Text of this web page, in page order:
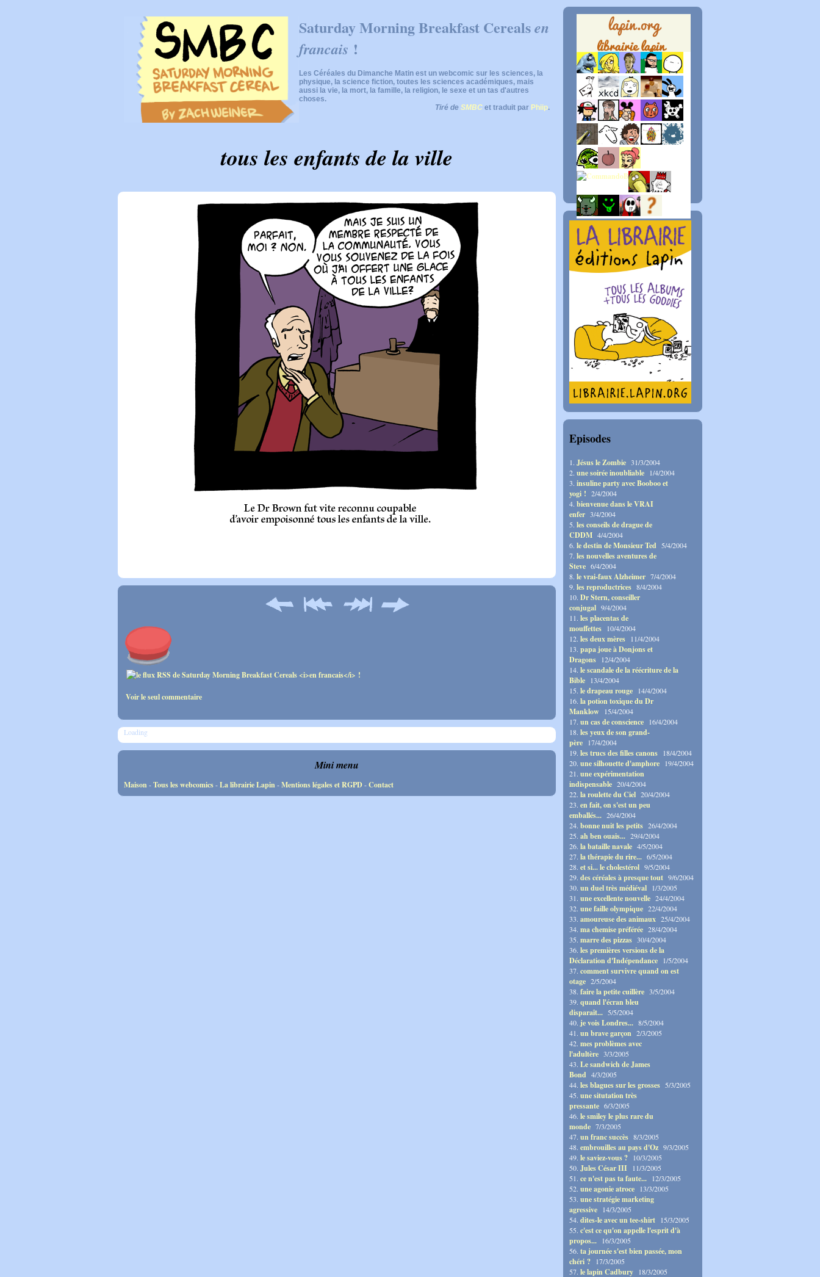
Saturday Morning Breakfast Cerealsen
francais !
Les Céréales du Dimanche Matin est un webcomic sur les sciences, la
physique, la science fiction, toutes les sciences académiques, mais
aussi la vie, la mort, la famille, la religion, le sexe et un tas d'autres
choses.
Tiré de SMBC et traduit par Phiip.
tous les enfants de la ville
Voir le seul commentaire
Loading
Mini menu
Maison-Tous les webcomics-La librairie Lapin-Mentions légales et RGPD-Contact
Episodes
1. Jésus le Zombie 31/3/2004
2. une soirée inoubliable 1/4/2004
3. insuline party avec Booboo et
yogi ! 2/4/2004
4. bienvenue dans le VRAI
enfer 3/4/2004
5. les conseils de drague de
CDDM 4/4/2004
6. le destin de Monsieur Ted 5/4/2004
7. les nouvelles aventures de
Steve 6/4/2004
8. le vrai-faux Alzheimer 7/4/2004
9. les reproductrices 8/4/2004
10. Dr Stern, conseiller
conjugal 9/4/2004
11. les placentas de
mouffettes 10/4/2004
12. les deux mères 11/4/2004
13. papa joue à Donjons et
Dragons 12/4/2004
14. le scandale de la réécriture de la
Bible 13/4/2004
15. le drapeau rouge 14/4/2004
16. la potion toxique du Dr
Manklow 15/4/2004
17. un cas de conscience 16/4/2004
18. les yeux de son grand-
père 17/4/2004
19. les trucs des filles canons 18/4/2004
20. une silhouette d'amphore 19/4/2004
21. une expérimentation
indispensable 20/4/2004
22. la roulette du Ciel 20/4/2004
23. en fait, on s'est un peu
emballés... 26/4/2004
24. bonne nuit les petits 26/4/2004
25. ah ben ouais... 29/4/2004
26. la bataille navale 4/5/2004
27. la thérapie du rire... 6/5/2004
28. et si... le cholestérol 9/5/2004
29. des céréales à presque tout 9/6/2004
30. un duel très médiéval 1/3/2005
31. une excellente nouvelle 24/4/2004
32. une faille olympique 22/4/2004
33. amoureuse des animaux 25/4/2004
34. ma chemise préférée 28/4/2004
35. marre des pizzas 30/4/2004
36. les premières versions de la
Déclaration d'Indépendance 1/5/2004
37. comment survivre quand on est
otage 2/5/2004
38. faire la petite cuillère 3/5/2004
39. quand l'écran bleu
disparaît... 5/5/2004
40. je vois Londres... 8/5/2004
41. un brave garçon 2/3/2005
42. mes problèmes avec
l'adultère 3/3/2005
43. Le sandwich de James
Bond 4/3/2005
44. les blagues sur les grosses 5/3/2005
45. une situtation très
pressante 6/3/2005
46. le smiley le plus rare du
monde 7/3/2005
47. un franc succès 8/3/2005
48. embrouilles au pays d'Oz 9/3/2005
49. le saviez-vous ? 10/3/2005
50. Jules César III 11/3/2005
51. ce n'est pas ta faute... 12/3/2005
52. une agonie atroce 13/3/2005
53. une stratégie marketing
agressive 14/3/2005
54. dites-le avec un tee-shirt 15/3/2005
55. c'est ce qu'on appelle l'esprit d'à
propos... 16/3/2005
56. ta journée s'est bien passée, mon
chéri ? 17/3/2005
57. le lapin Cadbury 18/3/2005